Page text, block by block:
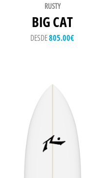
RUSTY
BIG CAT
DESDE805.00€